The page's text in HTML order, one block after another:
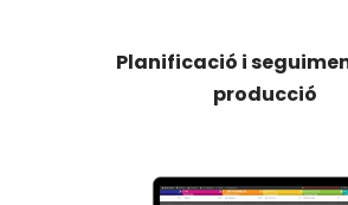
Planificació i
producció